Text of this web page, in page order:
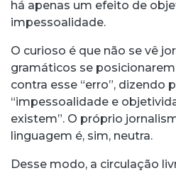
há apenas um efeito de
impessoalidade.
O curioso é que não se vê
gramáticos se
contra esse “erro”, dizendo
“impessoalidade e
existem”. O próprio
linguagem é, sim, neutra.
Desse modo, a circulação